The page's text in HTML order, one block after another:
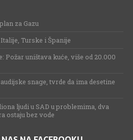
za Gazu
Turske i Španije
Požar uništava kuće, više od 20.000
snage, tvrde da ima desetine
ljudi u SAD u problemima, dva
ostaju bez vode